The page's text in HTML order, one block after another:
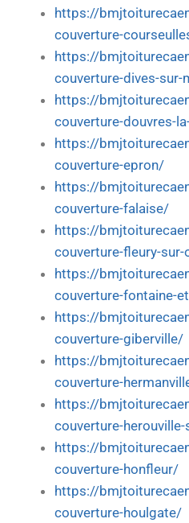
https://
couverture-
https://
couverture-dives-sur-
https://
couverture-douvres-
https://
couverture-epron/
https://
couverture-falaise/
https://
couverture-fleury-sur-
https://
couverture-fontaine-
https://
couverture-giberville/
https://
couverture-
https://
couverture-
https://
couverture-honfleur/
https://
couverture-houlgate/